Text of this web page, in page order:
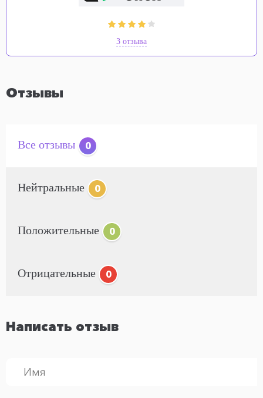
3 отзыва
Отзывы
Все отзывы 0
Нейтральные 0
Положительные 0
Отрицательные 0
Написать отзыв